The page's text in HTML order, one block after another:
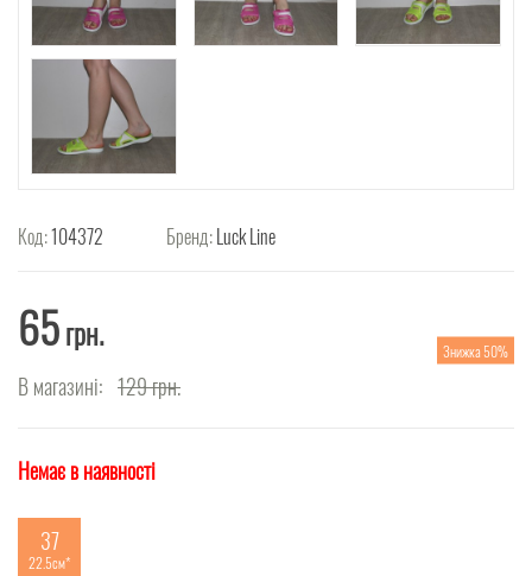
Код:104372 Бренд:Luck Line
65грн.
В магазині: 129грн.
Знижка 50%
Немає в наявності
37
22.5см